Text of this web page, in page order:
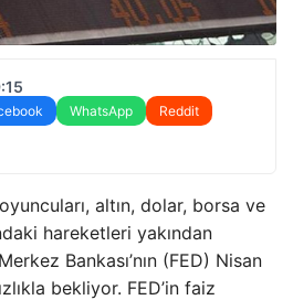
WhatsApp
Reddit
altın, dolar, borsa ve
hareketleri yakından
Bankası’nın (FED) Nisan
bekliyor. FED’in faiz